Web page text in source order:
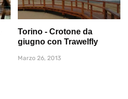
Torino - Crotone da
giugno con Trawelfly
Marzo 26, 2013